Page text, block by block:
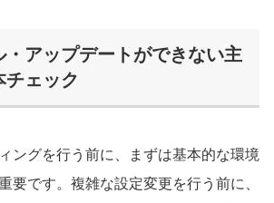
・アップデートができない主
チェック
ングを行う前に、まずは基本的な環境
要です。複雑な設定変更を行う前に、